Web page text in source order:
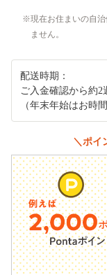
現在お住まいの自
ません。
配送時期：
ご入金確認から約2
（年末年始はお時
＼ポイ